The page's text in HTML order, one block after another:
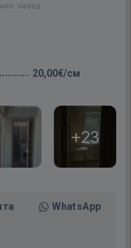
назад
20,00€/см
+23
WhatsApp